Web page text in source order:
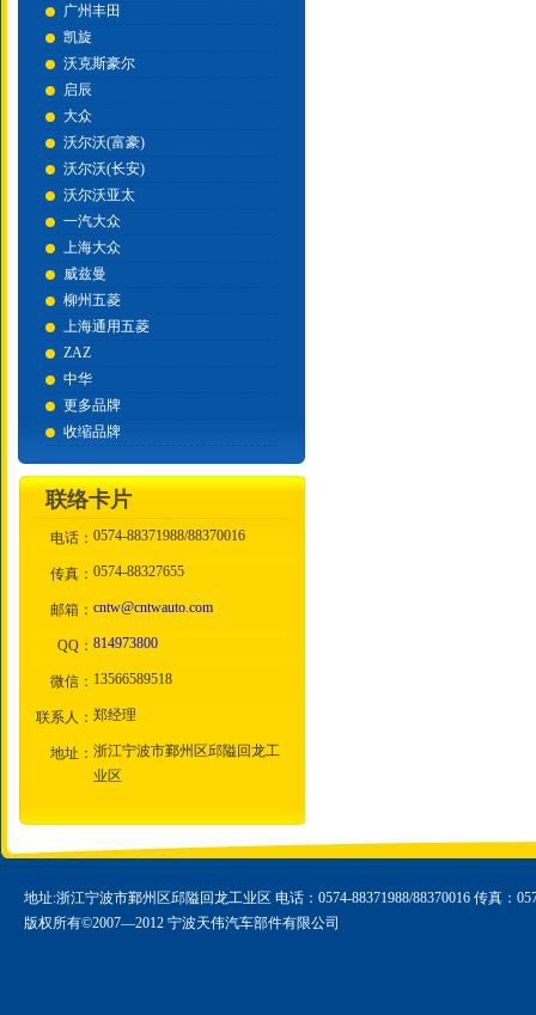
广州丰田
凯旋
沃克斯豪尔
启辰
大众
沃尔沃(富豪)
沃尔沃(长安)
沃尔沃亚太
一汽大众
上海大众
威兹曼
柳州五菱
上海通用五菱
ZAZ
中华
更多品牌
收缩品牌
联络卡片
电话： 0574-88371988/88370016
传真： 0574-88327655
邮箱： cntw@cntwauto.com
QQ： 814973800
微信： 13566589518
联系人： 郑经理
地址： 浙江宁波市鄞州区邱隘回龙工
业区
地址:浙江宁波市鄞州区邱隘回龙工业区 电话：0574-88371988/88370016 传真：
版权所有©2007—2012 宁波天伟汽车部件有限公司